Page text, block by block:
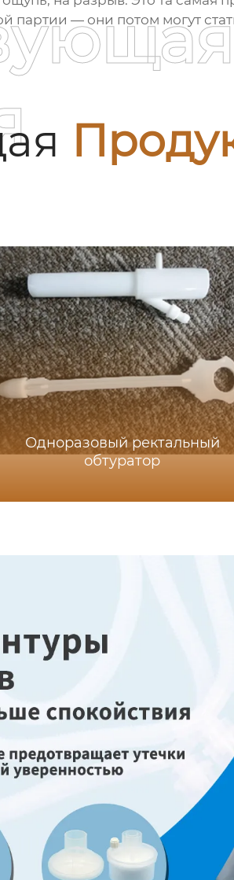
партии — они потом могут
Одноразовый ректальный
обтуратор